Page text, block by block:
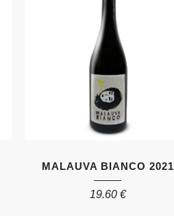
MALAUVA BIANCO 2021
19.60 €